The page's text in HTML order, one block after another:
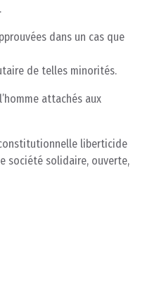
dans un cas que
de telles minorités.
attachés aux
constitutionnelle liberticide
société solidaire, ouverte,